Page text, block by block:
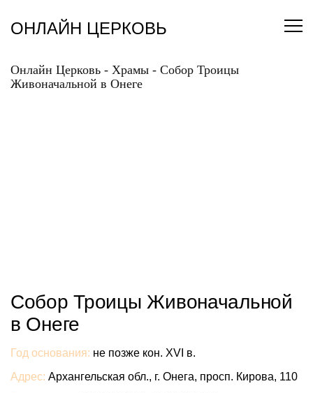
содержанию
ОНЛАЙН ЦЕРКОВЬ
Онлайн Церковь - Храмы - Собор Троицы
Живоначальной в Онеге
Собор Троицы Живоначальной
в Онеге
Год основания: не позже кон. XVI в.
Адрес: Архангельская обл., г. Онега, просп. Кирова, 110